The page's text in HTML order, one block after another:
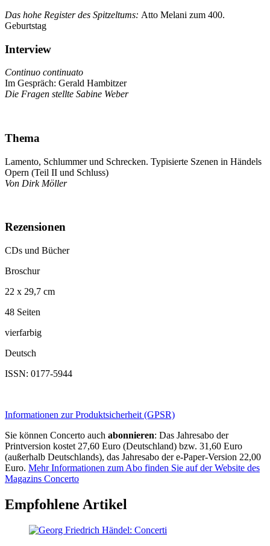
Das hohe Register des Spitzeltums: Atto Melani zum 400.
Geburtstag
Interview
Continuo continuato
Im Gespräch: Gerald Hambitzer
Die Fragen stellte Sabine Weber
Thema
Lamento, Schlummer und Schrecken. Typisierte Szenen in Händels
Opern (Teil II und Schluss)
Von Dirk Möller
Rezensionen
CDs und Bücher
Broschur
22 x 29,7 cm
48 Seiten
vierfarbig
Deutsch
ISSN: 0177-5944
Informationen zur Produktsicherheit (GPSR)
Sie können Concerto auch abonnieren: Das Jahresabo der
Printversion kostet 27,60 Euro (Deutschland) bzw. 31,60 Euro
(außerhalb Deutschlands), das Jahresabo der e-Paper-Version 22,00
Euro. Mehr Informationen zum Abo finden Sie auf der Website des
Magazins Concerto
Empfohlene Artikel